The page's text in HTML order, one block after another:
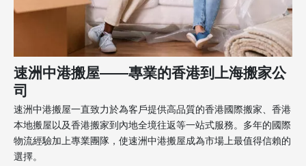
速洲中港搬屋——專業的香港到上海搬家公
司
速洲中港搬屋一直致力於為客戶提供高品質的香港國際搬家、香港
本地搬屋以及香港搬家到內地全境往返等一站式服務。多年的國際
物流經驗加上專業團隊，使速洲中港搬屋成為市場上最值得信賴的
選擇。